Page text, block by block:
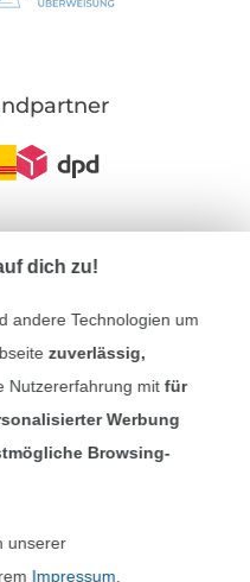
(aktuell
dich zu!
andere Technologien um
zuverlässig,
Nutzererfahrung mitfür
Werbung
Browsing-
unserer
Impressum